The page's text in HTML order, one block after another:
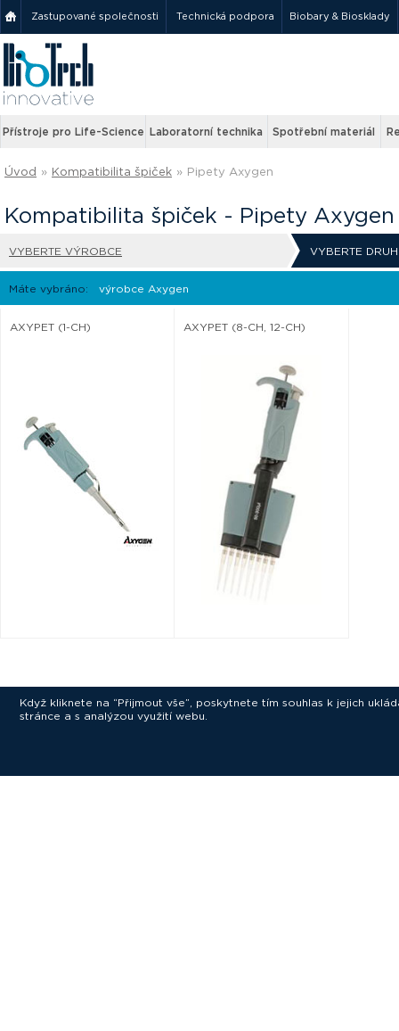
Zastupované společnosti Technická podpora Biobary & Biosklady
Přístroje pro Life-Science Laboratorní technika Spotřební materiál
Úvod » Kompatibilita špiček » Pipety Axygen
Kompatibilita špiček - Pipety Axygen
VYBERTE VÝROBCE VYBERTE
Máte vybráno: výrobce Axygen
AXYPET (1-CH) AXYPET (8-CH, 12-CH)
Když kliknete na “Přijmout vše”, poskytnete tím souhlas k jejich
stránce a s analýzou využití webu.